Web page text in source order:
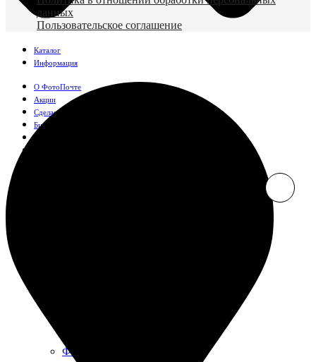
данных
Пользовательское соглашение
Каталог
Информация
О ФотоПочте
Акции
Сделаем за вас
Бизнесу
Фото в рамке